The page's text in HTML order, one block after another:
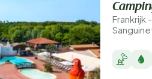
Frankrijk